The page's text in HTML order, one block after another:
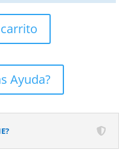
Ayuda?